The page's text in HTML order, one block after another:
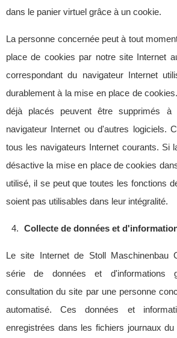
dans le panier virtuel grâce à un cookie.
La personne concernée peut à tout
place de cookies par notre site Internet
correspondant du navigateur Internet
durablement à la mise en place de
déjà placés peuvent être supprimés
navigateur Internet ou d'autres logiciels.
tous les navigateurs Internet courants. Si
désactive la mise en place de cookies
utilisé, il se peut que toutes les fonctions
soient pas utilisables dans leur intégralité.
Collecte de données et
Le site Internet de Stoll Maschinenbau
série de données et d'informations
consultation du site par une personne
automatisé. Ces données et
enregistrées dans les fichiers journaux